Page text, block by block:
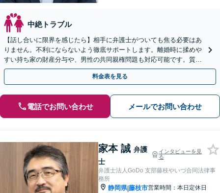
中絶トラブル
【話し合いに限界を感じたら】相手に弁護士がついても焦る必要はあ
りません。不利にならないよう徹底サポートします。離婚時に揉めや
すい持ち家の財産分与や、男性の共同親権問題も対応可能です。質の
高い解決を目指します。まずはご相談ください。
料金表を見る
電話でお問い合わせ メールでお問い合わせ
家本 誠 弁護
士
インタビューを見
る
弁護士法人GoDo 支部藤枝やいづ合同法律事
務所
静岡県|藤枝市営業時間：本日定休日